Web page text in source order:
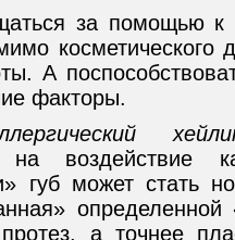
за помощью к
косметического
А
факторы.
на воздействие
губ может стать
а точнее